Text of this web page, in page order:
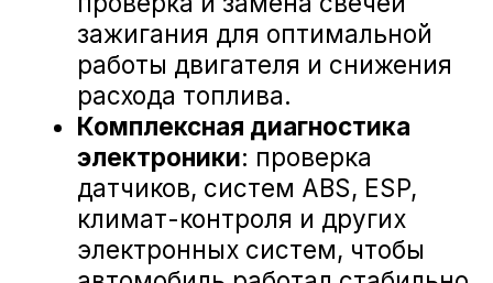
Mercedes-Benz
Porsche
Volkswagen
NORDCROSS (Lynk&Co)
«А-ДРАЙВ» ОФИЦИАЛЬНЫЙ ДИЛЕР
Voyah
M-Hero